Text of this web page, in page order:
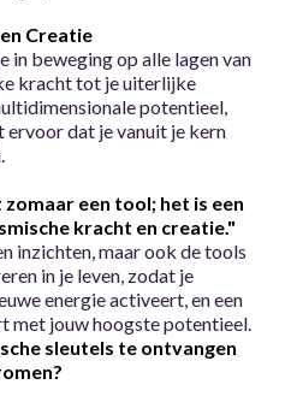
Creatie
in beweging op alle lagen van
kracht tot je uiterlijke
potentieel,
ervoor dat je vanuit je kern
een tool; het is een
kracht en creatie."
inzichten, maar ook de tools
in je leven, zodat je
energie activeert, en een
met jouw hoogste potentieel.
sleutels te ontvangen